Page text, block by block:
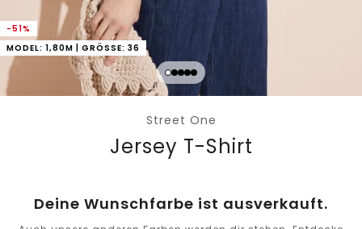
-51%
MODEL: 1,80M | GRÖSSE: 36
Street One
Jersey T-Shirt
Deine Wunschfarbe ist ausverkauft.